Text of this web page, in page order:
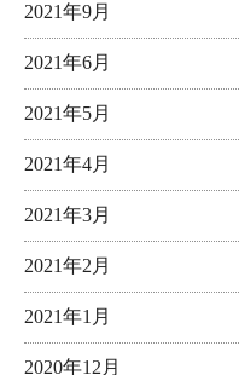
2021年9月
2021年6月
2021年5月
2021年4月
2021年3月
2021年2月
2021年1月
2020年12月